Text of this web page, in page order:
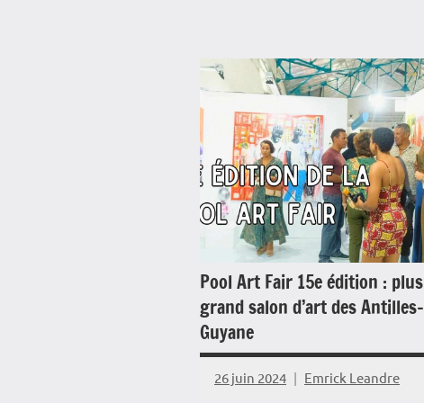
Pool Art Fair 15e édition : plus
grand salon d’art des Antilles-
Guyane
26 juin 2024 Emrick Leandre